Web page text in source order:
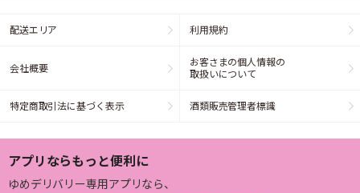
配送エリア 利用規約
会社概要
お客さまの個人情報の
取扱いについて
特定商取引法に基づく表示 酒類販売管理者標識
アプリならもっと便利に
ゆめデリバリー専用アプリなら、